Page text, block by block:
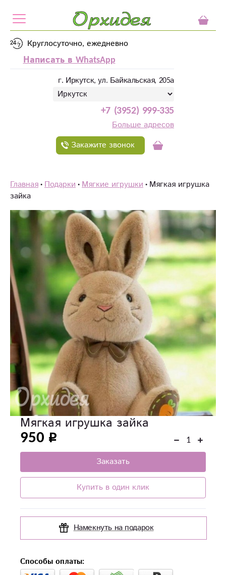
Круглосуточно, ежедневно
Написать в WhatsApp
г. Иркутск, ул. Байкальская, 205а
+7 (3952) 999-335
Больше адресов
Закажите звонок
Главная Подарки Мягкие игрушки Мягкая игрушка
зайка
Мягкая игрушка зайка
950
Заказать
Купить в один клик
Намекнуть на подарок
Способы оплаты: